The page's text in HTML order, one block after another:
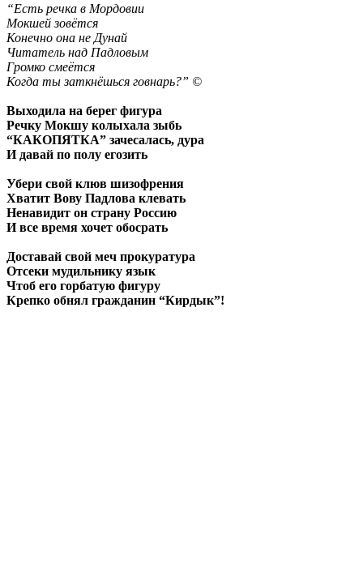
“Есть речка в Мордовии
Мокшей зовётся
Конечно она не Дунай
Читатель над Падловым
Громко смеётся
Когда ты заткнёшься говнарь?” ©
Выходила на берег фигура
Речку Мокшу колыхала зыбь
“КАКОПЯТКА” зачесалась, дура
И давай по полу егозить
Убери свой клюв шизофрения
Хватит Вову Падлова клевать
Ненавидит он страну Россию
И все время хочет обосрать
Доставай свой меч прокуратура
Отсеки мудильнику язык
Чтоб его горбатую фигуру
Крепко обнял гражданин “Кирдык”!